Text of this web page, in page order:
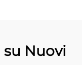
Nuovi